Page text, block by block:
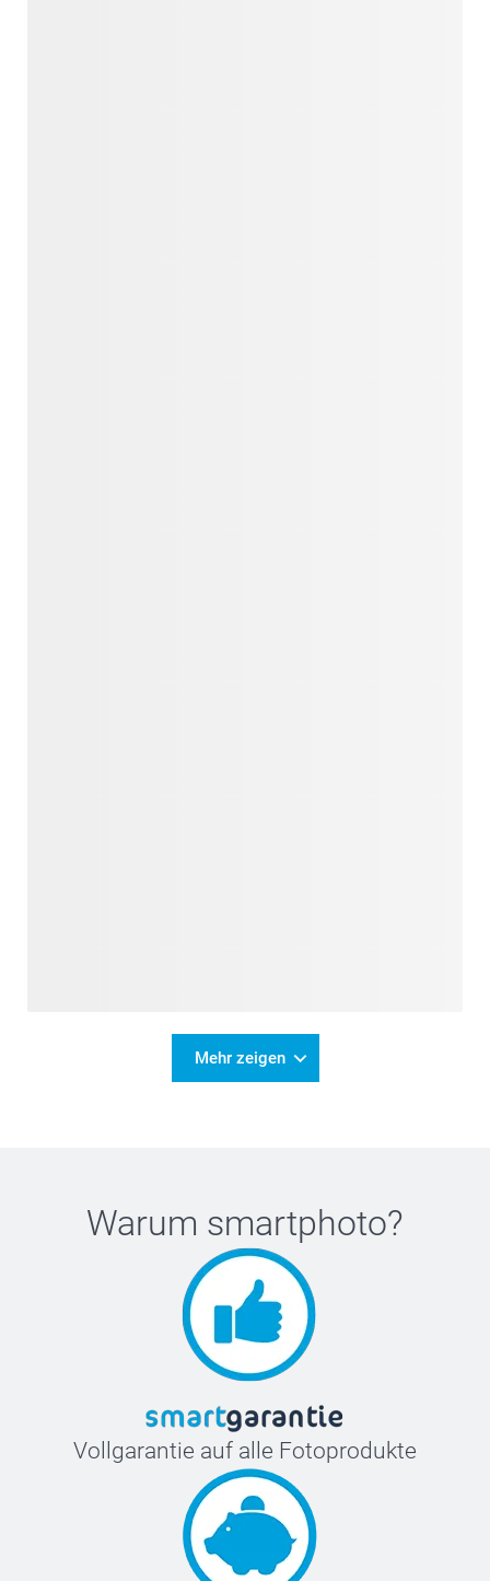
Mehr zeigen
Warum smartphoto?
Vollgarantie auf alle Fotoprodukte